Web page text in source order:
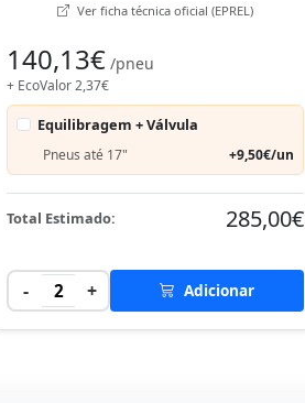
Ver ficha técnica oficial (EPREL)
140,13€ /pneu
+ EcoValor 2,37€
Equilibragem + Válvula
Pneus até 17" +9,50€/un
Total Estimado: 285,00€
- 2 + Adicionar